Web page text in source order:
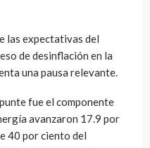
las expectativas del
de desinflación en la
una pausa relevante.
fue el componente
avanzaron 17.9 por
40 por ciento del